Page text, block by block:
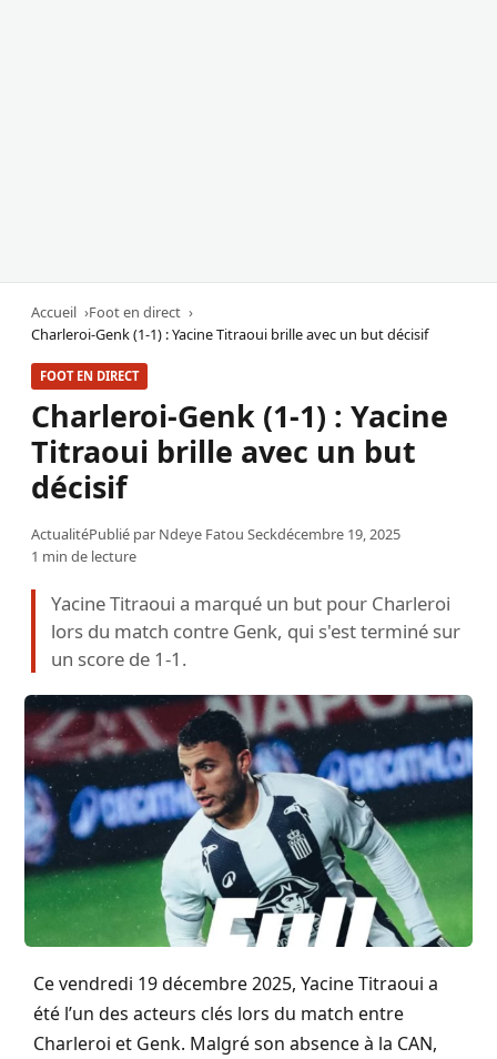
Accueil
Foot en direct
Charleroi-Genk (1-1) : Yacine Titraoui brille avec un but décisif
FOOT EN DIRECT
Charleroi-Genk (1-1) : Yacine
Titraoui brille avec un but
décisif
ActualitéPublié par Ndeye Fatou Seckdécembre 19, 2025
1 min de lecture
Yacine Titraoui a marqué un but pour Charleroi
lors du match contre Genk, qui s'est terminé sur
un score de 1-1.
Ce vendredi 19 décembre 2025, Yacine Titraoui a
été l’un des acteurs clés lors du match entre
Charleroi et Genk. Malgré son absence à la CAN,